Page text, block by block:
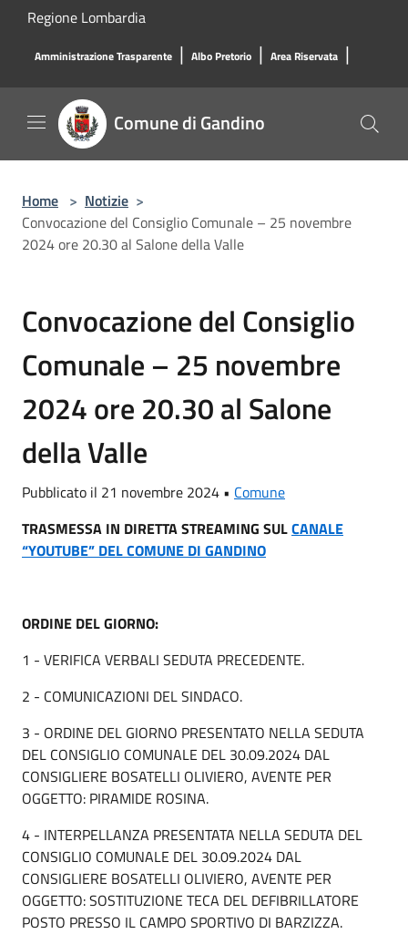
Salta al contenuto principale
Regione Lombardia
Amministrazione Trasparente | Albo Pretorio | Area Riservata |
Comune di Gandino
Home > Notizie >
Convocazione del Consiglio Comunale – 25 novembre
2024 ore 20.30 al Salone della Valle
Convocazione del Consiglio
Comunale – 25 novembre
2024 ore 20.30 al Salone
della Valle
Pubblicato il 21 novembre 2024 • Comune
TRASMESSA IN DIRETTA STREAMING SULCANALE
“YOUTUBE” DEL COMUNE DI GANDINO
ORDINE DEL GIORNO:
1 - VERIFICA VERBALI SEDUTA PRECEDENTE.
2 - COMUNICAZIONI DEL SINDACO.
3 - ORDINE DEL GIORNO PRESENTATO NELLA SEDUTA
DEL CONSIGLIO COMUNALE DEL 30.09.2024 DAL
CONSIGLIERE BOSATELLI OLIVIERO, AVENTE PER
OGGETTO: PIRAMIDE ROSINA.
4 - INTERPELLANZA PRESENTATA NELLA SEDUTA DEL
CONSIGLIO COMUNALE DEL 30.09.2024 DAL
CONSIGLIERE BOSATELLI OLIVIERO, AVENTE PER
OGGETTO: SOSTITUZIONE TECA DEL DEFIBRILLATORE
POSTO PRESSO IL CAMPO SPORTIVO DI BARZIZZA.